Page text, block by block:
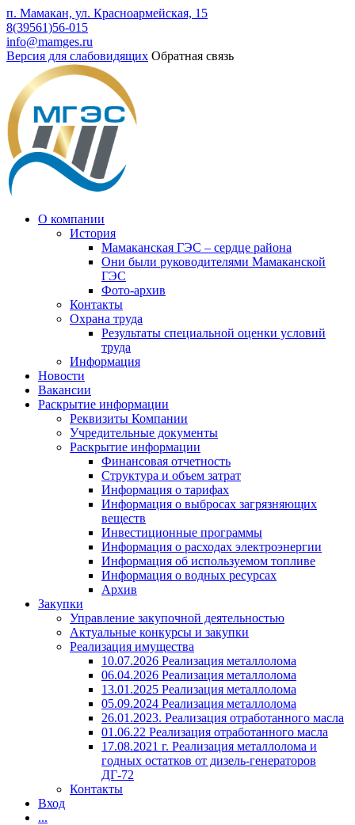
п. Мамакан, ул. Красноармейская, 15
8(39561)56-015
info@mamges.ru
Версия для слабовидящих Обратная связь
О компании
История
Мамаканская ГЭС – сердце района
Они были руководителями Мамаканской
ГЭС
Фото-архив
Контакты
Охрана труда
Результаты специальной оценки условий
труда
Информация
Новости
Вакансии
Раскрытие информации
Реквизиты Компании
Учредительные документы
Раскрытие информации
Финансовая отчетность
Структура и объем затрат
Информация о тарифах
Информация о выбросах загрязняющих
веществ
Инвестиционные программы
Информация о расходах электроэнергии
Информация об используемом топливе
Информация о водных ресурсах
Архив
Закупки
Управление закупочной деятельностью
Актуальные конкурсы и закупки
Реализация имущества
10.07.2026 Реализация металлолома
06.04.2026 Реализация металлолома
13.01.2025 Реализация металлолома
05.09.2024 Реализация металлолома
26.01.2023. Реализация отработанного масла
01.06.22 Реализация отработанного масла
17.08.2021 г. Реализация металлолома и
годных остатков от дизель-генераторов
ДГ-72
Контакты
Вход
...